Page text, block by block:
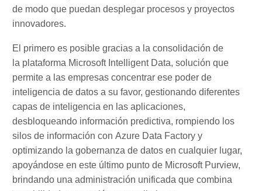
de modo que puedan desplegar procesos y proyectos
innovadores.
El primero es posible gracias a la consolidación de
la plataforma Microsoft Intelligent Data, solución que
permite a las empresas concentrar ese poder de
inteligencia de datos a su favor, gestionando diferentes
capas de inteligencia en las aplicaciones,
desbloqueando información predictiva, rompiendo los
silos de información con Azure Data Factory y
optimizando la gobernanza de datos en cualquier lugar,
apoyándose en este último punto de Microsoft Purview,
brindando una administración unificada que combina